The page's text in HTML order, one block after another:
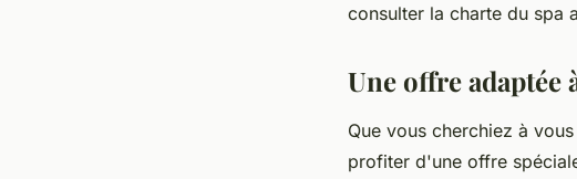
consulter la charte du spa
Une offre adaptée
Que vous cherchiez à
profiter d'une offre